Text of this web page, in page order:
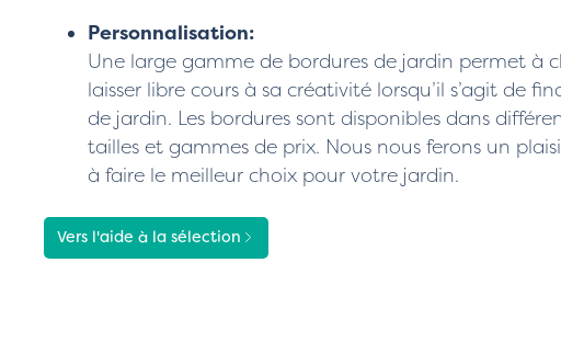
Personnalisation:
Une large gamme de bordures de jardin permet à
laisser libre cours à sa créativité lorsqu’il s’agit de
de jardin. Les bordures sont disponibles dans
tailles et gammes de prix. Nous nous ferons un
à faire le meilleur choix pour votre jardin.
Vers l'aide à la sélection